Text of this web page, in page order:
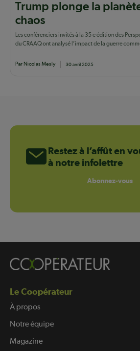
Trump plonge la
chaos
Les conférenciers invités à la 35 e édition des
du CRAAQ ont analysé l’impact de la guerre
Par Nicolas Mesly 30 avril 2025
Restez à l’affût en
à notre infolettre
Abonnez-vous
Le Coopérateur
À propos
Notre équipe
Magazine